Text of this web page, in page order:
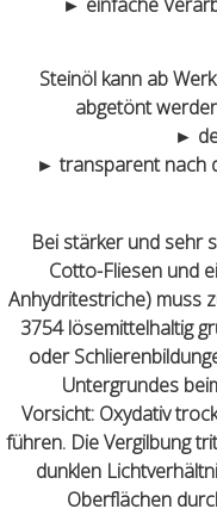
Steinöl kann ab
abgetönt
►
► transparent nach
Bei stärker und sehr
Cotto-Fliesen und
Anhydritestriche) muss
3754 lösemittelhaltig
oder
Untergrundes
Vorsicht: Oxydativ
führen. Die Vergilbung
dunklen
Oberflächen